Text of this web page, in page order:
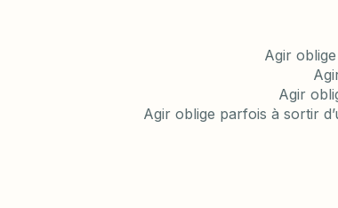
Agir
Agir
Agir oblige parfois à sortir